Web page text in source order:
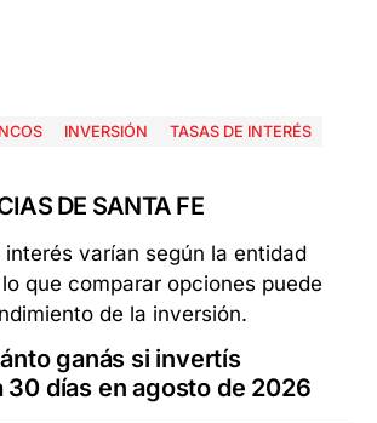
INVERSIÓN TASAS DE INTERÉS
DE SANTA FE
ganás si invertís
30 días en agosto de 2026